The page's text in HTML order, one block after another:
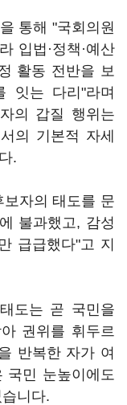
통해 "국회의원
입법·정책·예산
활동 전반을 보
잇는 다리"라며
의 갑질 행위는
의 기본적 자세
.
자의 태도를 문
불과했고, 감성
급급했다"고 지
도는 곧 국민을
권위를 휘두르
반복한 자가 여
국민 눈높이에도
니다.